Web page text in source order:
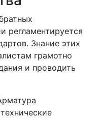
регламентируется
Знание этих
грамотно
и проводить